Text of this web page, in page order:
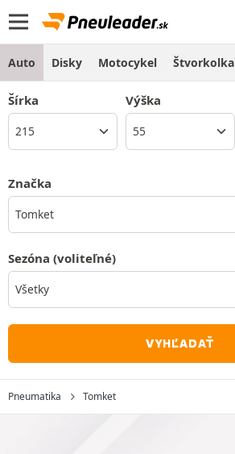
Auto Disky Motocykel Štvorkolka
Šírka Výška
Značka
Tomket
Sezóna (voliteľné)
VYHĽADAŤ
Pneumatika Tomket